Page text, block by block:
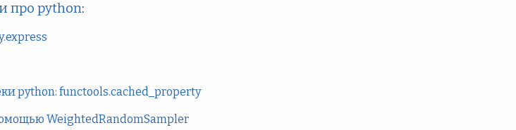
про python:
python: functools.cached_property
WeightedRandomSampler